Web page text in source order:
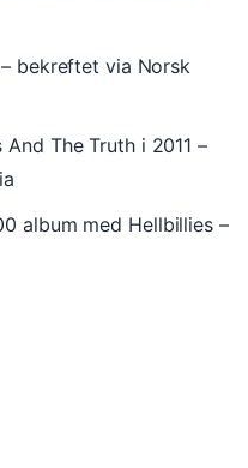
bekreftet via Norsk
The Truth i 2011 –
album med Hellbillies –